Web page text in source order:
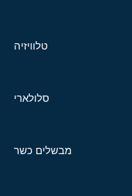
טלוויזיה
סלולארי
מבשלים כשר